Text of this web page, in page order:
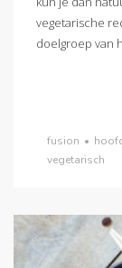
vegetarische
doelgroep van
fusion •
vegetarisch